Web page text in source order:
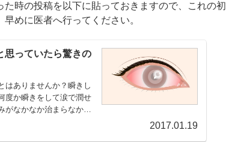
時の投稿を以下に貼っておきますので、これの初
めに医者へ行ってください。
思っていたら驚きの
はありませんか？瞬きし
度か瞬きをして涙で潤せ
がなかなか治まらなかっ
2017.01.19